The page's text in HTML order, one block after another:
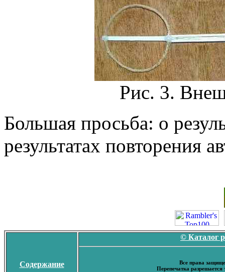
Рис. 3.
Большая просьба: о
результатах повторения
Содержание
© Каталог
Все права
Перепечатка